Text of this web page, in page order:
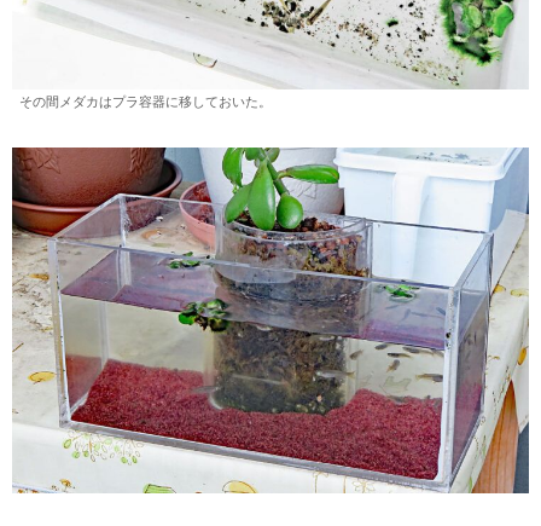
その間メダカはプラ容器に移しておいた。